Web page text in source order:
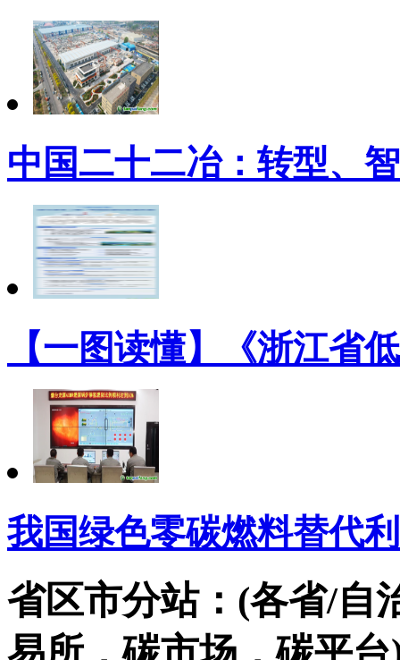
中国二十二冶：转型、
【一图读懂】《浙江省
我国绿色零碳燃料替代
省区市分站：(各省/自